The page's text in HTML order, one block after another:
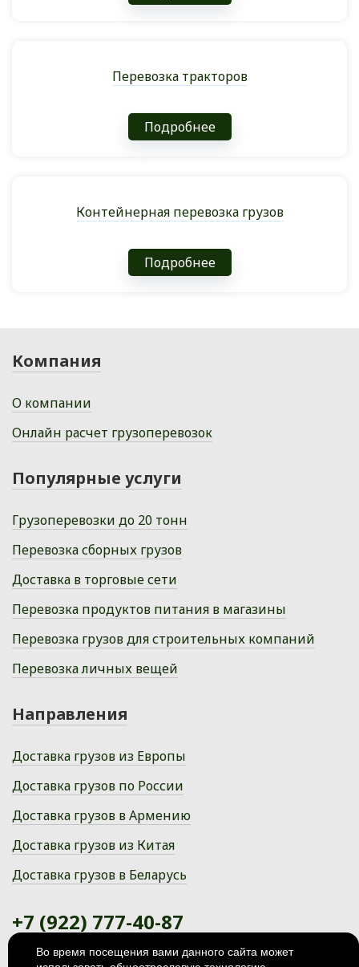
Перевозка тракторов
Подробнее
Контейнерная перевозка грузов
Подробнее
Компания
О компании
Онлайн расчет грузоперевозок
Популярные услуги
Грузоперевозки до 20 тонн
Перевозка сборных грузов
Доставка в торговые сети
Перевозка продуктов питания в магазины
Перевозка грузов для строительных компаний
Перевозка личных вещей
Направления
Доставка грузов из Европы
Доставка грузов по России
Доставка грузов в Армению
Доставка грузов из Китая
Доставка грузов в Беларусь
+7 (922) 777-40-87
Ханты-Мансийский автономный
Во время посещения вами данного сайта может